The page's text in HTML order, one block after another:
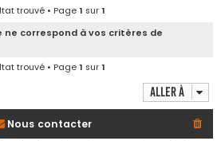
e
trouvé • Page1 sur1
ne correspond à vos critères de
trouvé • Page1 sur1
Aller à
Nous contacter